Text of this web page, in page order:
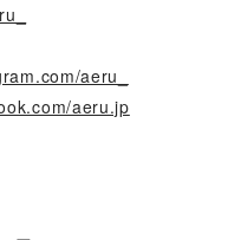
aeru_
aeru.jp